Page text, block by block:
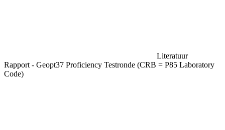
Literatuur
Rapport - Geopt37 Proficiency Testronde (CRB = P85 Laboratory
Code)